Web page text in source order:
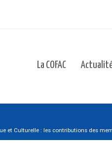
La COFAC
et Culturelle : les contributions des